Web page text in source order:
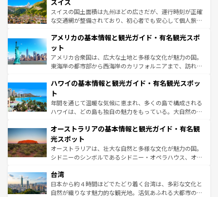
を参照してほしい。
は、お酒好きな人にはぜひ体験してほしい。 なお、新着の
ドイツ情報はコンテンツ一覧を参照してほしい。
リアごとに異なる魅力がある。また、優雅なアフタヌーン
ティー、ビール好きにはたまらない英国パブ、サッカー観
戦など、本場だからこそできる体験も豊富。イギリスを旅
ンツ一覧を参照してほしい。
スイス
スイスの国土面積は九州ほどの広さだが、運行時刻が正確
な交通網が整備されており、初心者でも安心して個人旅行
の建物がそのまま残る町や、スイスならではのユニークな
博物館もあり、アルプス観光だけでなく町歩きも満喫する
ことができる。国民の所得が高いため物価も高いが、旅行
者向けの交通パス提供のサービスもあり、うまく活用すれ
着のスイス情報はコンテンツ一覧を参照してほしい。
アメリカの基本情報と観光ガイド・有名観光スポ
ット
アメリカ合衆国は、広大な土地と多様な文化が魅力の国。
東海岸の都市部から西海岸のカリフォルニアまで、訪れる
のような巨大都市は、観光、ショッピング、エンターテイ
ンメントが詰まった刺激的なスポットだ。一方、アメリカ
西部には大自然が広がり、グランドキャニオンやイエロー
ストーン国立公園といった絶景が堪能できる。さらに、南
文化が魅力。旅行者はアメリカの各地域で異なる魅力を楽
しみながら、その多様性と豊かな歴史を感じることができ
るだろう。車でのロードトリップや列車の旅も、アメリカ
ならではの贅沢な旅のスタイルだ。 なお、新着のアメリカ
情報は コンテンツ一覧 を参照してほしい。
ハワイの基本情報と観光ガイド・有名観光スポッ
ト
年間を通じて温暖な気候に恵まれ、多くの島で構成される
ハワイは、どの島も独自の魅力をもっている。大自然の神
ワイ島は見逃せない。また、定番の観光地といえばオアフ
島だが、静かな自然を求めるならマウイ島やカウアイ島が
おすすめ。エメラルドグリーンに輝く海をはじめ、豊かな
文化や歴史が息づいている。「アロハスピリット」と呼ば
人々、おいしいローカルフードやハワイアンミュージッ
ク、伝統的なフラダンスなど、すべてがハワイの魅力を彩
っている。訪れるたびに新しい発見と感動が待っているハ
オーストラリアの基本情報と観光ガイド・有名観
光スポット
オーストラリアは、壮大な自然と多様な文化が魅力の国。
シドニーのシンボルであるシドニー・オペラハウス、オー
リアリーフや大陸中央部にそびえるウルル（エアーズロッ
ク）、タスマニアの美しい原生林やケアンズの熱帯雨林な
ど、見どころがたくさん。また、カフェやワイン、オージ
台湾
日本から約４時間ほどでたどり着く台湾は、多彩な文化と
自然が織りなす魅力的な観光地。活気あふれる大都市の台